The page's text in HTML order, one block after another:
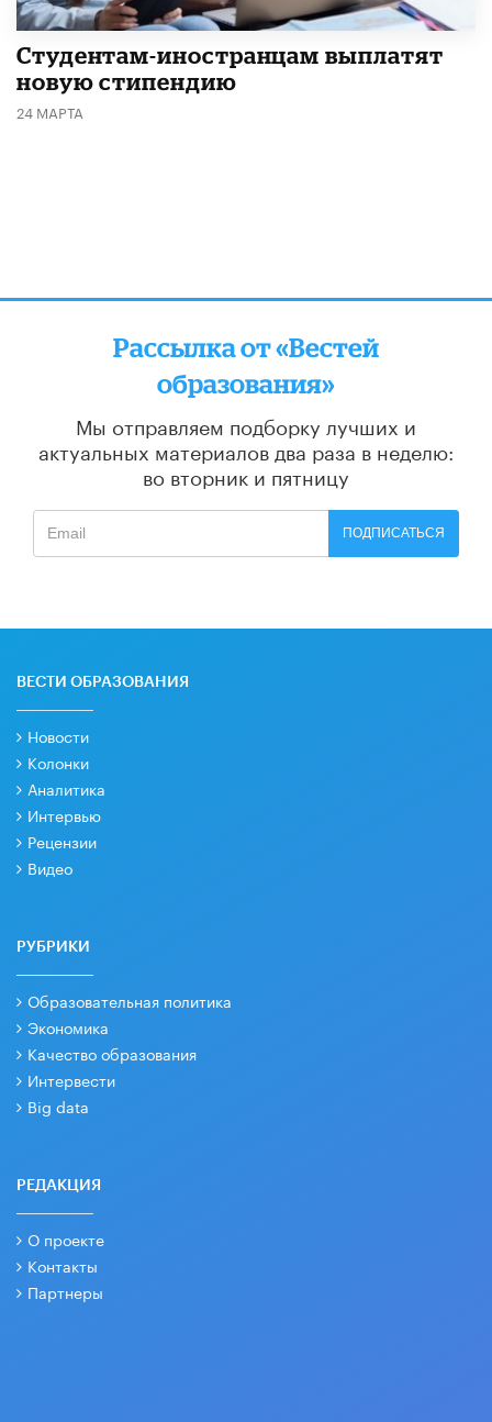
Студентам-иностранцам выплатят
новую стипендию
24 МАРТА
Рассылка от «Вестей
образования»
Мы отправляем подборку лучших и
актуальных материалов два раза в неделю:
во вторник и пятницу
ПОДПИСАТЬСЯ
ВЕСТИ ОБРАЗОВАНИЯ
Новости
Колонки
Аналитика
Интервью
Рецензии
Видео
РУБРИКИ
Образовательная политика
Экономика
Качество образования
Интервести
Big data
РЕДАКЦИЯ
О проекте
Контакты
Партнеры